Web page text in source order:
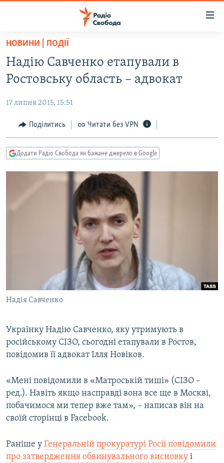
Перейти
основного
матеріалу
до
навігації
Перейти
до
ВСЕ ЗА ДОБУ
ПОЛІТИКА
ЕКОНОМІКА
КУЛЬТУРА
ВІЙНА
РОСІЙСЬКА «ФІЛЬТРАЦІЯ»
КРИМ.РЕАЛІЇ
КИТАЙ.ВИКЛИКИ
СПЕЦПРОЄКТИ
ПОДКАСТИ
РУС
УКР
ДОЛУЧАЙСЯ!
Усі сайти RFE/RL
НОВИНИ | ПОДІЇ
Надію Савченко етапували в
Ростовську область – адвокат
17 липня 2015, 15:51
Поділитись Читати без VPN
Додати Радіо Свобода як бажане джерело в Google
Надія Савченко
Українку Надію Савченко, яку утримують в
російському СІЗО, сьогодні етапували в Ростов,
повідомив її адвокат Ілля Новіков.
«Мені повідомили в «Матроській тиші» (СІЗО –
ред.). Навіть якщо насправді вона все ще в Москві,
побачимося ми тепер вже там», – написав він на
своїй сторінці в Facebook.
Раніше у Генеральній прокуратурі Росії повідомили
про затвердження обвинувального висновку і